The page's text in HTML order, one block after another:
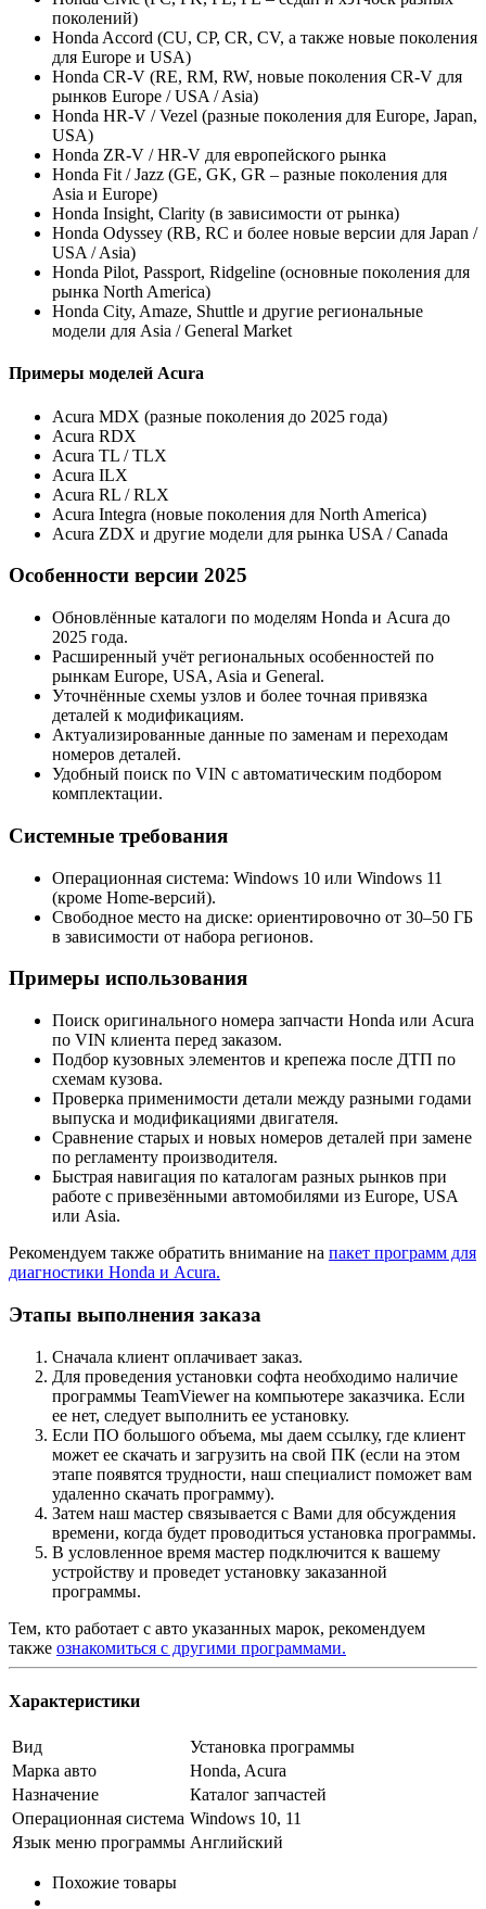
поколений)
Honda Accord (CU, CP, CR, CV, а также новые поколения
для Europe и USA)
Honda CR-V (RE, RM, RW, новые поколения CR-V для
рынков Europe / USA / Asia)
Honda HR-V / Vezel (разные поколения для Europe, Japan,
USA)
Honda ZR-V / HR-V для европейского рынка
Honda Fit / Jazz (GE, GK, GR – разные поколения для
Asia и Europe)
Honda Insight, Clarity (в зависимости от рынка)
Honda Odyssey (RB, RC и более новые версии для Japan /
USA / Asia)
Honda Pilot, Passport, Ridgeline (основные поколения для
рынка North America)
Honda City, Amaze, Shuttle и другие региональные
модели для Asia / General Market
Примеры моделей Acura
Acura MDX (разные поколения до 2025 года)
Acura RDX
Acura TL / TLX
Acura ILX
Acura RL / RLX
Acura Integra (новые поколения для North America)
Acura ZDX и другие модели для рынка USA / Canada
Особенности версии 2025
Обновлённые каталоги по моделям Honda и Acura до
2025 года.
Расширенный учёт региональных особенностей по
рынкам Europe, USA, Asia и General.
Уточнённые схемы узлов и более точная привязка
деталей к модификациям.
Актуализированные данные по заменам и переходам
номеров деталей.
Удобный поиск по VIN с автоматическим подбором
комплектации.
Системные требования
Операционная система: Windows 10 или Windows 11
(кроме Home-версий).
Свободное место на диске: ориентировочно от 30–50 ГБ
в зависимости от набора регионов.
Примеры использования
Поиск оригинального номера запчасти Honda или Acura
по VIN клиента перед заказом.
Подбор кузовных элементов и крепежа после ДТП по
схемам кузова.
Проверка применимости детали между разными годами
выпуска и модификациями двигателя.
Сравнение старых и новых номеров деталей при замене
по регламенту производителя.
Быстрая навигация по каталогам разных рынков при
работе с привезёнными автомобилями из Europe, USA
или Asia.
Рекомендуем также обратить внимание на пакет программ для
диагностики Honda и Acura.
Этапы выполнения заказа
Сначала клиент оплачивает заказ.
Для проведения установки софта необходимо наличие
программы TeamViewer на компьютере заказчика. Если
ее нет, следует выполнить ее установку.
Если ПО большого объема, мы даем ссылку, где клиент
может ее скачать и загрузить на свой ПК (если на этом
этапе появятся трудности, наш специалист поможет вам
удаленно скачать программу).
Затем наш мастер связывается с Вами для обсуждения
времени, когда будет проводиться установка программы.
В условленное время мастер подключится к вашему
устройству и проведет установку заказанной
программы.
Тем, кто работает с авто указанных марок, рекомендуем
также ознакомиться с другими программами.
Характеристики
Вид
Установка программы
Марка авто
Honda, Acura
Назначение
Каталог запчастей
Операционная система Windows 10, 11
Язык меню программы Английский
Похожие товары